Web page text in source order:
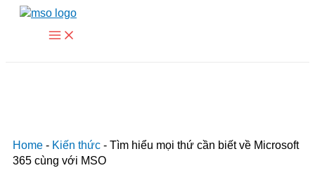
Nhảy
Main
Menu
Home - Kiến thức - Tìm hiểu mọi thứ cần biết về Microsoft
365 cùng với MSO